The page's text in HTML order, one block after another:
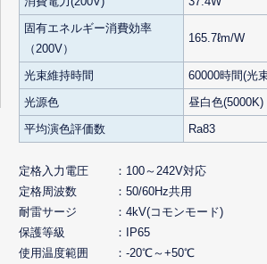
固有エネルギー消費効率
（200V）
165.7ℓm/W
光束維持時間
60000時間(光
光源色
昼白色(5000K)
平均演色評価数
Ra83
定格入力電圧
100～242V対応
定格周波数
50/60Hz共用
耐雷サージ
4kV(コモンモード)
保護等級
IP65
使用温度範囲
-20℃～+50℃